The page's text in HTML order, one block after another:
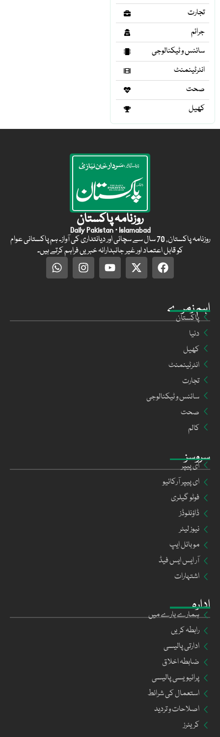
تجارت
جرائم
سائنس و ٹیکنالوجی
انٹرٹینمنٹ
صحت
کھیل
ادارہ
ہمارے بارے میں
رابطہ کریں
ادارتی پالیسی
ضابطہ اخلاق
پرائیویسی پالیسی
استعمال کی شرائط
اصلاحات و تردید
کریئرز
سروسز
ای پیپر
ای پیپر آرکائیو
فوٹو گیلری
ڈاؤنلوڈز
نیوز لیٹر
موبائل ایپ
آر ایس ایس فیڈ
اشتہارات
اہم زمرے
پاکستان
دنیا
کھیل
انٹرٹینمنٹ
تجارت
سائنس و ٹیکنالوجی
صحت
کالم
روزنامہ پاکستان
Daily Pakistan · Islamabad
روزنامہ پاکستان, 70 سال سے سچائی اور دیانتداری کی آواز۔ ہم پاکستانی عوام
کو قابل اعتماد اور غیر جانبدارانہ خبریں فراہم کرتے ہیں۔